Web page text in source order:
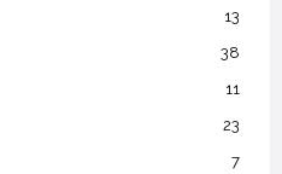
13
38
11
23
7